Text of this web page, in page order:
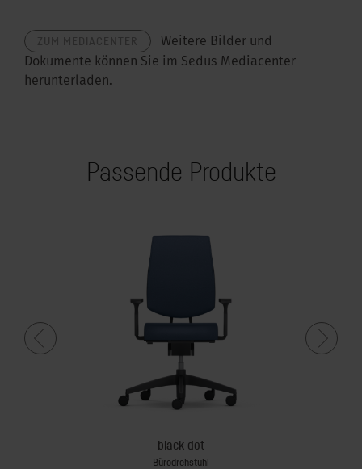
Weitere Bilder und
Dokumente können Sie im Sedus Mediacenter
herunterladen.
Passende Produkte
black dot
Bürodrehstuhl